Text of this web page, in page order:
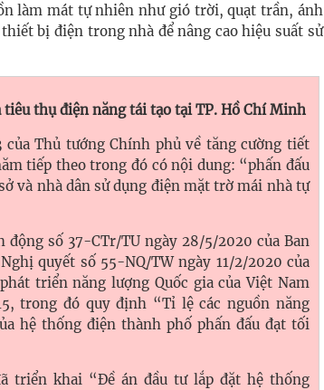
làm mát tự nhiên như gió trời, quạt trần, ánh
bị điện trong nhà để nâng cao hiệu suất sử
thụ điện năng tái tạo tại TP. Hồ Chí Minh
Thủ tướng Chính phủ về tăng cường tiết
tiếp theo trong đó có nội dung: “phấn đấu
và nhà dân sử dụng điện mặt trờ mái nhà tự
số 37-CTr/TU ngày 28/5/2020 của Ban
quyết số 55-NQ/TW ngày 11/2/2020 của
triển năng lượng Quốc gia của Việt Nam
trong đó quy định “Tỉ lệ các nguồn năng
hệ thống điện thành phố phấn đấu đạt tối
triển khai “Đề án đầu tư lắp đặt hệ thống